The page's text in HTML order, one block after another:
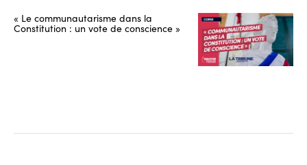
« Le communautarisme dans la
Constitution : un vote de conscience »